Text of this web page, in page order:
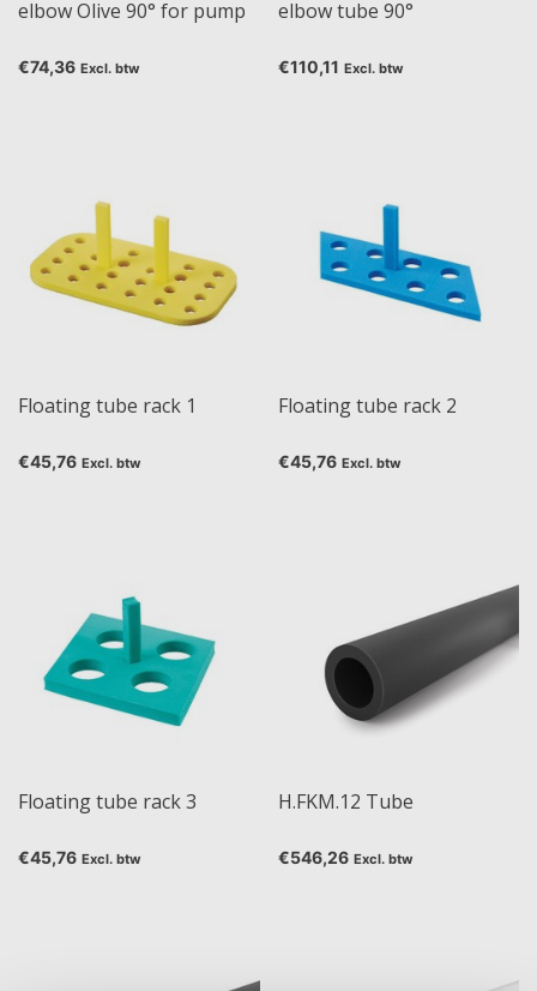
elbow Olive 90° for pump
€74,36 Excl. btw
elbow tube 90°
€110,11 Excl. btw
Floating tube rack 1
€45,76 Excl. btw
Floating tube rack 2
€45,76 Excl. btw
Floating tube rack 3
€45,76 Excl. btw
H.FKM.12 Tube
€546,26 Excl. btw